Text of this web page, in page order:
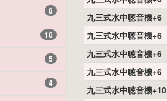
8
10
5
4
九三式水中聴音機+6
九三式水中聴音機+6
九三式水中聴音機+6
九三式水中聴音機+6
九三式水中聴音機+10